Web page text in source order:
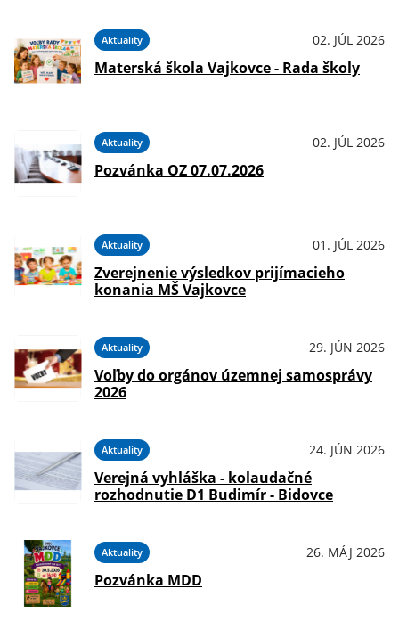
Aktuality 02. JÚL 2026
Materská škola Vajkovce - Rada školy
Aktuality 02. JÚL 2026
Pozvánka OZ 07.07.2026
Aktuality 01. JÚL 2026
Zverejnenie výsledkov prijímacieho
konania MŠ Vajkovce
Aktuality 29. JÚN 2026
Voľby do orgánov územnej samosprávy
2026
Aktuality 24. JÚN 2026
Verejná vyhláška - kolaudačné
rozhodnutie D1 Budimír - Bidovce
Aktuality 26. MÁJ 2026
Pozvánka MDD